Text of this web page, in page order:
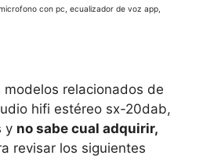
con pc, ecualizador de voz app,
relacionados de
hifi estéreo sx-20dab,
y no sabe cual adquirir,
revisar los siguientes